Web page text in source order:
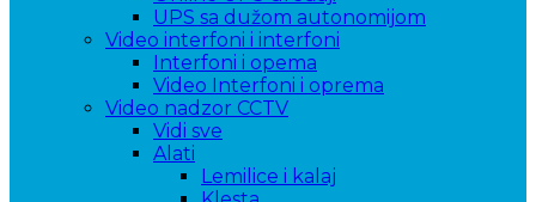
UPS sa dužom autonomijom
Video interfoni i interfoni
Interfoni i opema
Video Interfoni i oprema
Video nadzor CCTV
Vidi sve
Alati
Lemilice i kalaj